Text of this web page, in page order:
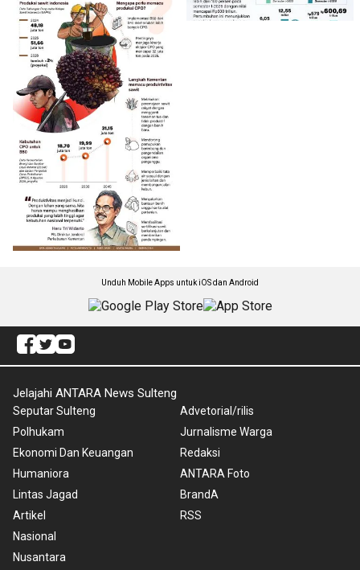
Unduh Mobile Apps untuk iOS dan Android
Jelajahi ANTARA News Sulteng
Seputar Sulteng
Polhukam
Ekonomi Dan Keuangan
Humaniora
Lintas Jagad
Artikel
Nasional
Nusantara
Advetorial/rilis
Jurnalisme Warga
Redaksi
ANTARA Foto
BrandA
RSS